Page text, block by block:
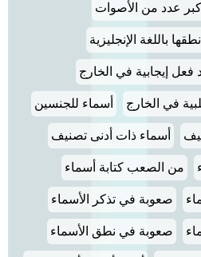
عدد من الأصوات
باللغة الإنجليزية
فعل إيجابية في الخارج
في الخارج أسماء للجنسين
أسماء ذات أدنى تصنيف
من الصعب كتابة أسماء
صعوبة في تذكر الأسماء
صعوبة في نطق الأسماء